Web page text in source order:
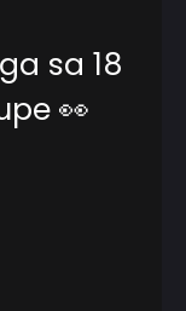
sa 18
👀